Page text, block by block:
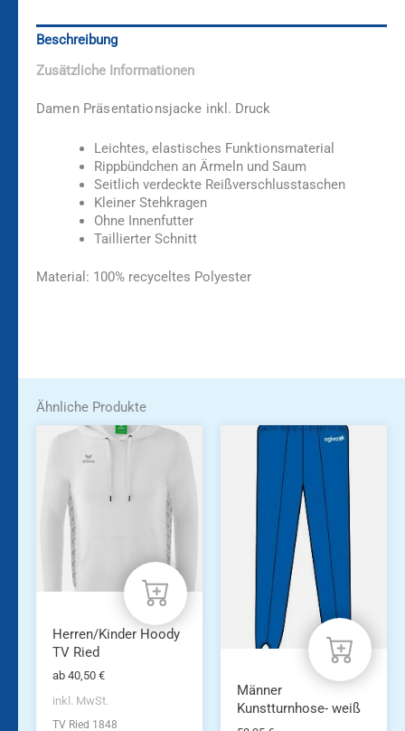
Beschreibung
Zusätzliche Informationen
Damen Präsentationsjacke inkl. Druck
Leichtes, elastisches Funktionsmaterial
Rippbündchen an Ärmeln und Saum
Seitlich verdeckte Reißverschlusstaschen
Kleiner Stehkragen
Ohne Innenfutter
Taillierter Schnitt
Material: 100% recyceltes Polyester
Ähnliche Produkte
Dieses
Produkt
mehrere
Varianten
auf.
Die
Optionen
können
auf
Produktseite
gewählt
werden
Herren/Kinder Hoody
TV Ried
ab 40,50 €
inkl. MwSt.
TV Ried 1848
Dieses
mehrere
Varianten
Die
Optionen
Produktseite
gewählt
Männer
Kunstturnhose- weiß